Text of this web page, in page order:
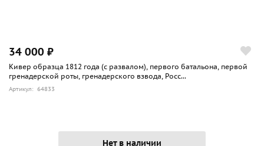
34 000 ₽
Кивер образца 1812 года (с развалом), первого батальона, первой
гренадерской роты, гренадерского взвода, Росс...
Артикул: 64833
Нет в наличии